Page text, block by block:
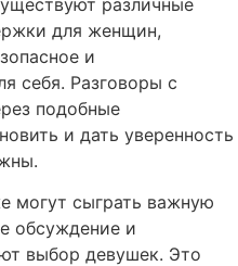
для женщин,
и
себя. Разговоры с
подобные
и дать уверенность
могут сыграть важную
обсуждение и
выбор девушек. Это